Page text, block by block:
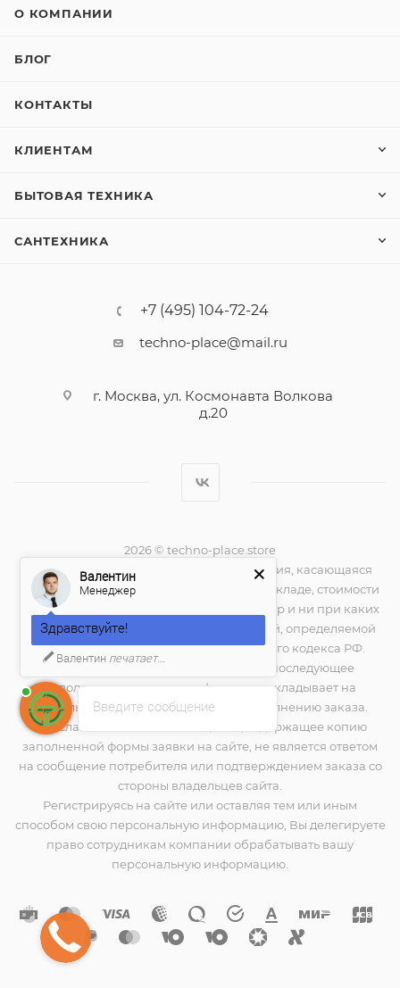
О КОМПАНИИ
БЛОГ
КОНТАКТЫ
КЛИЕНТАМ
БЫТОВАЯ ТЕХНИКА
САНТЕХНИКА
+7 (495) 104-72-24
techno-place@mail.ru
г. Москва, ул. Космонавта Волкова
д.20
2026 © techno-place.store
Вся представленная на сайте информация, касающаяся
технических характеристик, наличия на складе, стоимости
товаров, носит информационный характер и ни при каких
условиях не является публичной офертой, определяемой
положениями Статьи 437(2) Гражданского кодекса РФ.
Нажатие на кнопку "купить", а также последующее
заполнение тех или иных форм, не накладывает на
владельцев сайта обязательств по исполнению заказа.
Присланное по e-mail сообщение, содержащее копию
заполненной формы заявки на сайте, не является ответом
на сообщение потребителя или подтверждением заказа со
стороны владельцев сайта.
Регистрируясь на сайте или оставляя тем или иным
способом свою персональную информацию, Вы делегируете
право сотрудникам компании обрабатывать вашу
персональную информацию.
Введите сообщение
Валентин
Менеджер
Здравствуйте!
Валентин печатает...